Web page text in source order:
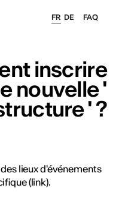
FAQ
FR DE
inscrire
nouvelle '
' ?
lieux d'événements
(link).